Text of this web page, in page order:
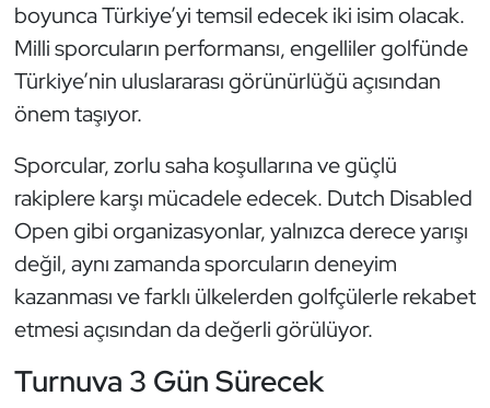
boyunca Türkiye’yi temsil edecek iki isim olacak.
Milli sporcuların performansı, engelliler golfünde
Türkiye’nin uluslararası görünürlüğü açısından
önem taşıyor.
Sporcular, zorlu saha koşullarına ve güçlü
rakiplere karşı mücadele edecek. Dutch Disabled
Open gibi organizasyonlar, yalnızca derece yarışı
değil, aynı zamanda sporcuların deneyim
kazanması ve farklı ülkelerden golfçülerle rekabet
etmesi açısından da değerli görülüyor.
Turnuva 3 Gün Sürecek
Motor Sporları
Muay Thai
Optimist
Oryantiring
Özel Sporcular
Paralimpik